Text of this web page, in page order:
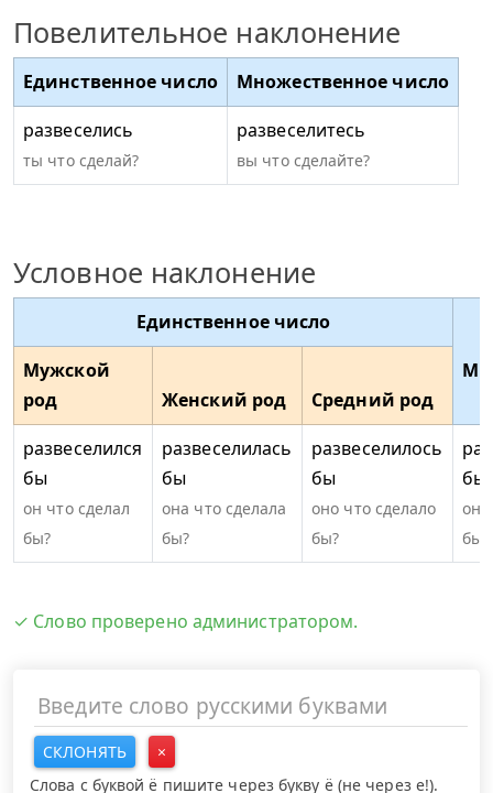
Повелительное наклонение
Единственное число
Множественное число
развеселись
ты что сделай?
развеселитесь
вы что сделайте?
Условное наклонение
Единственное число
Мужской
род
Женский род
Средний род
развеселился
бы
он что сделал
бы?
развеселилась
бы
она что сделала
бы?
развеселилось
бы
оно что сделало
бы?
бы
бы?
✓ Слово проверено администратором.
СКЛОНЯТЬ
×
Слова с буквой ё пишите через букву ё (не через е!).